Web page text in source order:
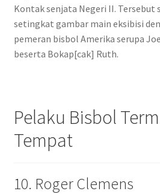
Kontak senjata Negeri II. Tersebut
setingkat gambar main eksibisi
pemeran bisbol Amerika serupa
beserta Bokap[cak] Ruth.
Pelaku Bisbol
Tempat
10. Roger Clemens